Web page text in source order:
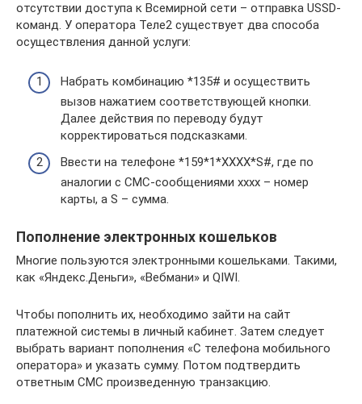
отсутствии доступа к Всемирной сети – отправка USSD-
команд. У оператора Теле2 существует два способа
осуществления данной услуги:
Набрать комбинацию *135# и осуществить
вызов нажатием соответствующей кнопки.
Далее действия по переводу будут
корректироваться подсказками.
Ввести на телефоне *159*1*ХХХХ*S#, где по
аналогии с СМС-сообщениями хххх – номер
карты, а S – сумма.
Пополнение электронных кошельков
Многие пользуются электронными кошельками. Такими,
как «Яндекс.Деньги», «Вебмани» и QIWI.
Чтобы пополнить их, необходимо зайти на сайт
платежной системы в личный кабинет. Затем следует
выбрать вариант пополнения «С телефона мобильного
оператора» и указать сумму. Потом подтвердить
ответным СМС произведенную транзакцию.